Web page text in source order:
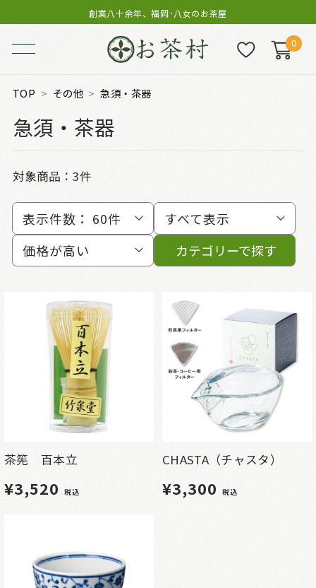
創業八十余年、福岡･八女のお茶屋
0
TOP その他 急須・茶器
急須・茶器
対象商品： 3件
表示件数： 60件
すべて表示
価格が高い
カテゴリーで探す
茶筅 百本立
¥3,520 税込
CHASTA（チャスタ）
¥3,300 税込